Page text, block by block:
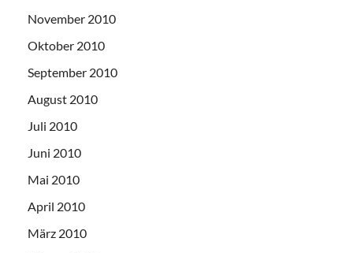
November 2010
Oktober 2010
September 2010
August 2010
Juli 2010
Juni 2010
Mai 2010
April 2010
März 2010